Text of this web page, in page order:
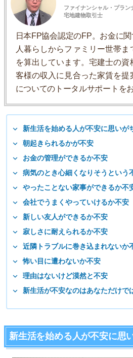
ファイナンシャル・プラン
宅地建物取引士
日本FP協会認定のFP。お金に
人暮らしからファミリー世帯
を算出しています。宅建士の
客様の収入に見合った家賃を提
についてのトータルサポートを
新生活を始める人が不安に思いが
朝起きられるかが不安
お金の管理ができるか不安
病気のとき心細くなりそうという
やったことない家事ができるか不
会社でうまくやっていけるか不安
新しい友人ができるか不安
寂しさに耐えられるか不安
近隣トラブルに巻き込まれないか
怖い目に遭わないか不安
理由はないけど漠然と不安
新生活が不安なのはあなただけで
新生活を始める人が不安に思